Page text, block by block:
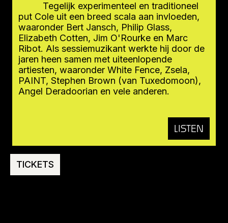
Tegelijk experimenteel en traditioneel
put Cole uit een breed scala aan invloeden,
waaronder Bert Jansch, Philip Glass,
Elizabeth Cotten, Jim O'Rourke en Marc
Ribot. Als sessiemuzikant werkte hij door de
jaren heen samen met uiteenlopende
artiesten, waaronder White Fence, Zsela,
PAINT, Stephen Brown (van Tuxedomoon),
Angel Deradoorian en vele anderen.
LISTEN
TICKETS